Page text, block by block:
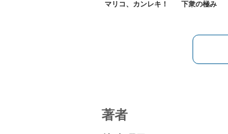
マリコ、カンレキ！ 下衆の極み
著者